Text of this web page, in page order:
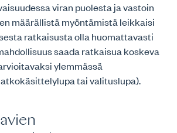
viran puolesta ja vastoin
määrällistä myöntämistä leikkaisi
ratkaisusta olla huomattavasti
saada ratkaisua koskeva
ylemmässä
tai valituslupa).